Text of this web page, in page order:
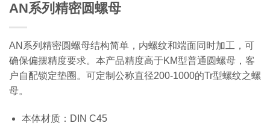
AN系列精密圆螺母
AN系列精密圆螺母结构简单，内螺纹和端面同时加工，可
确保偏摆精度要求。本产品精度高于KM型普通圆螺母，客
户自配锁定垫圈。可定制公称直径200-1000的Tr型螺纹之螺
母。
本体材质：DIN C45